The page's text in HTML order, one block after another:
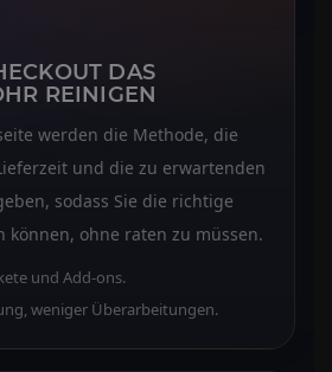
DAS
REINIGEN
werden die Methode, die
und die zu erwartenden
sodass Sie die richtige
können, ohne raten zu müssen.
und Add-ons.
weniger Überarbeitungen.